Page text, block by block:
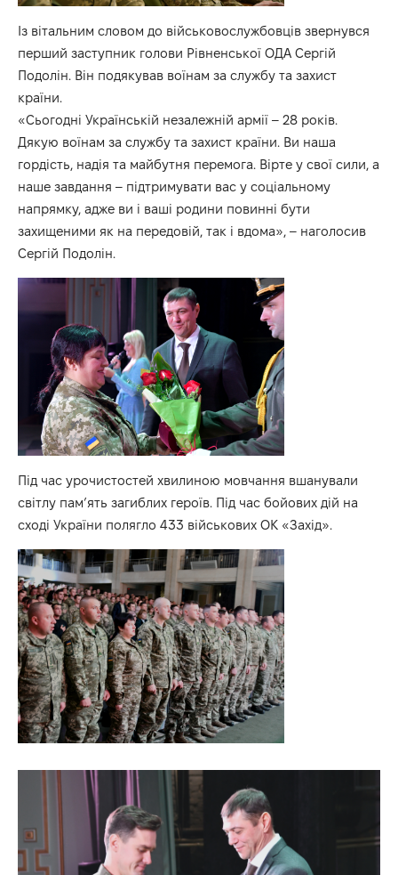
Із вітальним словом до військовослужбовців звернувся
перший заступник голови Рівненської ОДА Сергій
Подолін. Він подякував воїнам за службу та захист
країни.
«Сьогодні Українській незалежній армії – 28 років.
Дякую воїнам за службу та захист країни. Ви наша
гордість, надія та майбутня перемога. Вірте у свої сили, а
наше завдання – підтримувати вас у соціальному
напрямку, адже ви і ваші родини повинні бути
захищеними як на передовій, так і вдома», – наголосив
Сергій Подолін.
Під час урочистостей хвилиною мовчання вшанували
світлу пам’ять загиблих героїв. Під час бойових дій на
сході України полягло 433 військових ОК «Захід».